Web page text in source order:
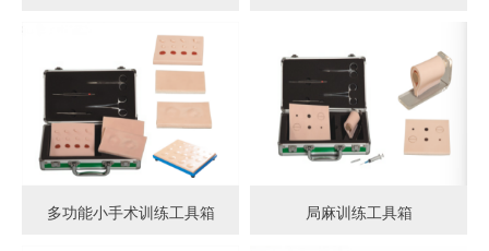
多功能小手术训练工具箱 局麻训练工具箱